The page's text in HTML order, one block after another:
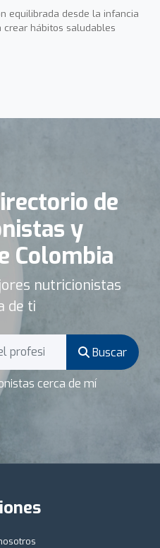
equilibrada desde la infancia
crear hábitos saludables
de
y
Colombia
nutricionistas
de ti
Buscar
cerca de mí